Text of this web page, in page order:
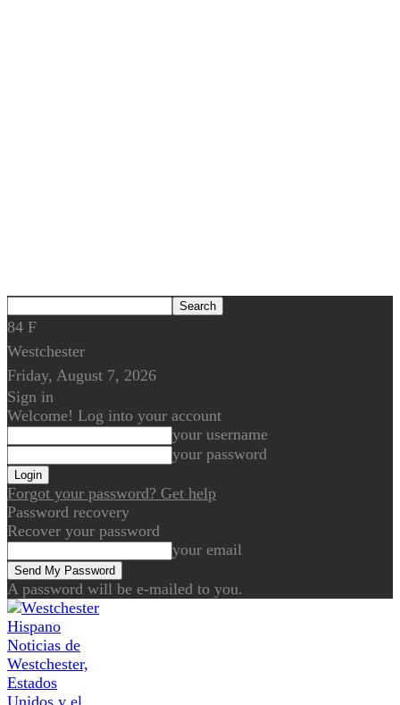
84 F
Westchester
Friday, August 7, 2026
Sign in
Welcome! Log into your account
your username
your password
Forgot your password? Get help
Password recovery
Recover your password
your email
A password will be e-mailed to you.
Noticias de
Westchester,
Estados
Unidos y el